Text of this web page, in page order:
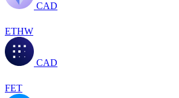
CAD
ETHW
CAD
FET